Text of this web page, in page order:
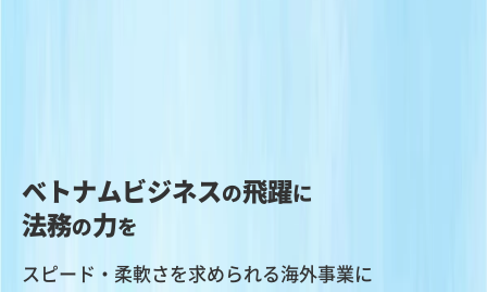
ベトナムビジネスの飛躍に
法務の力を
スピード・柔軟さを求められる海外事業に